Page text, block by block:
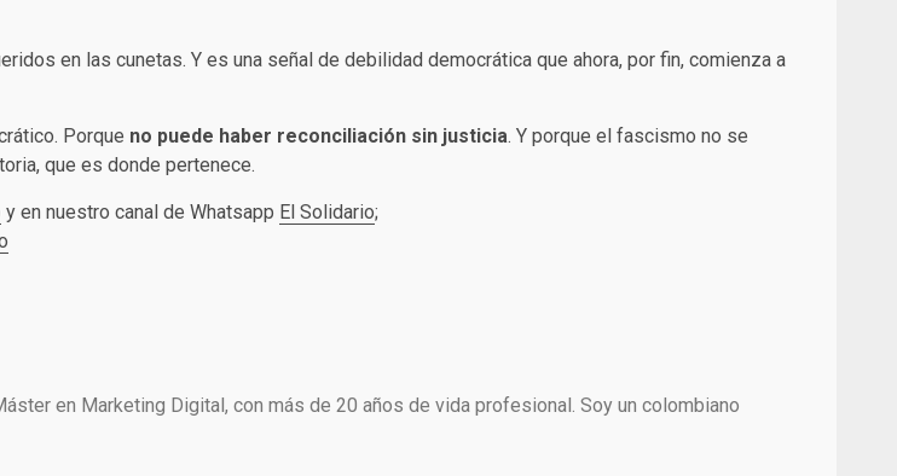
en las cunetas. Y es una señal de debilidad democrática que ahora, por fin, comienza a
Porque no puede haber reconciliación sin justicia. Y porque el fascismo no se
que es donde pertenece.
y en nuestro canal de Whatsapp El Solidario;
en Marketing Digital, con más de 20 años de vida profesional. Soy un colombiano